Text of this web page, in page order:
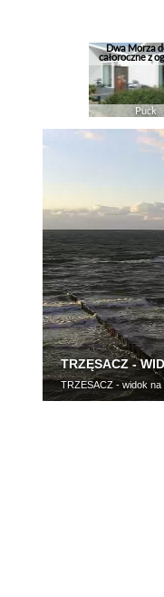
Dwa Morza
całoroczne z
Puck